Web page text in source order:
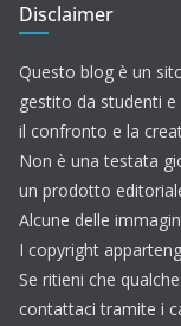
Disclaimer
Questo blog è un
gestito da studenti
il confronto e la
Non è una testata
un prodotto
Alcune delle
I copyright
Se ritieni che
contattaci tramite i